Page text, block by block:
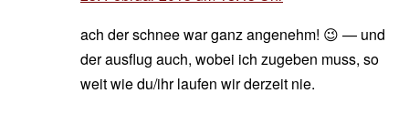
ach der schnee war ganz angenehm! 😉 — und
der ausflug auch, wobei ich zugeben muss, so
weit wie du/ihr laufen wir derzeit nie.